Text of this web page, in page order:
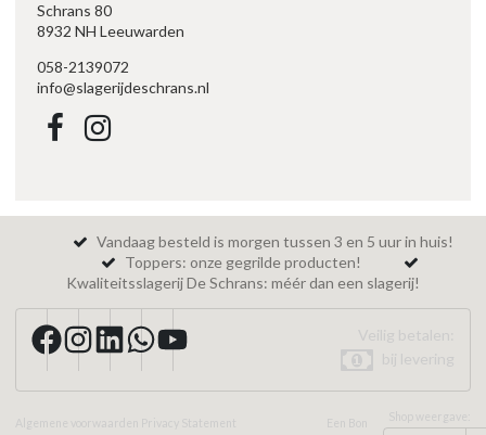
Schrans 80
8932 NH Leeuwarden
058-2139072
info@slagerijdeschrans.nl
Vandaag besteld is morgen tussen 3 en 5 uur in huis!
Toppers: onze gegrilde producten!
Kwaliteitsslagerij De Schrans: méér dan een slagerij!